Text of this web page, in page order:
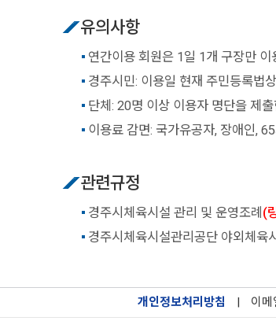
유의사항
연간이용 회원은 1일 1개 구장만 이
경주시민: 이용일 현재 주민등록법
단체: 20명 이상 이용자 명단을 제
이용료 감면: 국가유공자, 장애인,
관련규정
경주시체육시설 관리 및 운영조례 (
경주시체육시설관리공단 야외체육
개인정보처리방침 | 이메